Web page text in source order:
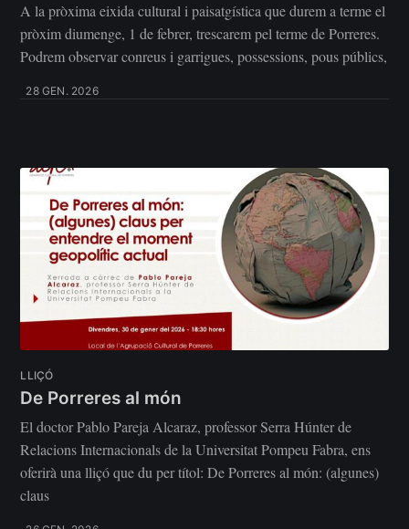
A la pròxima eixida cultural i paisatgística que durem a terme el
pròxim diumenge, 1 de febrer, trescarem pel terme de Porreres.
Podrem observar conreus i garrigues, possessions, pous públics,
28 GEN. 2026
LLIÇÓ
De Porreres al món
El doctor Pablo Pareja Alcaraz, professor Serra Húnter de
Relacions Internacionals de la Universitat Pompeu Fabra, ens
oferirà una lliçó que du per títol: De Porreres al món: (algunes)
claus